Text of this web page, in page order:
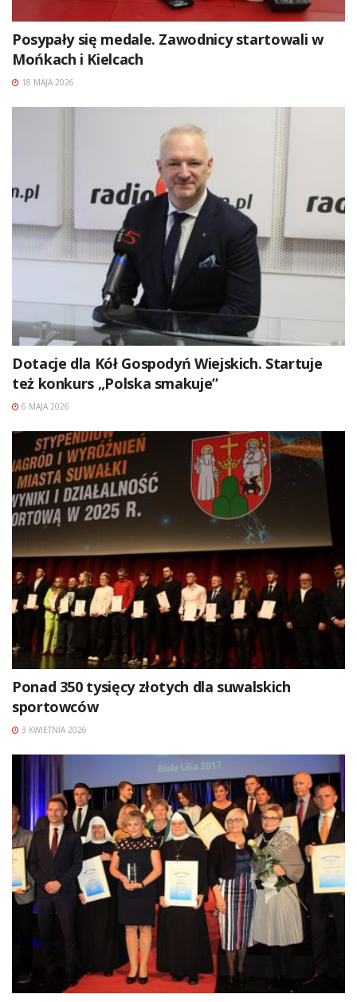
Posypały się medale. Zawodnicy startowali w
Mońkach i Kielcach
18 MAJA 2026
Dotacje dla Kół Gospodyń Wiejskich. Startuje
też konkurs „Polska smakuje”
6 MAJA 2026
Ponad 350 tysięcy złotych dla suwalskich
sportowców
3 KWIETNIA 2026